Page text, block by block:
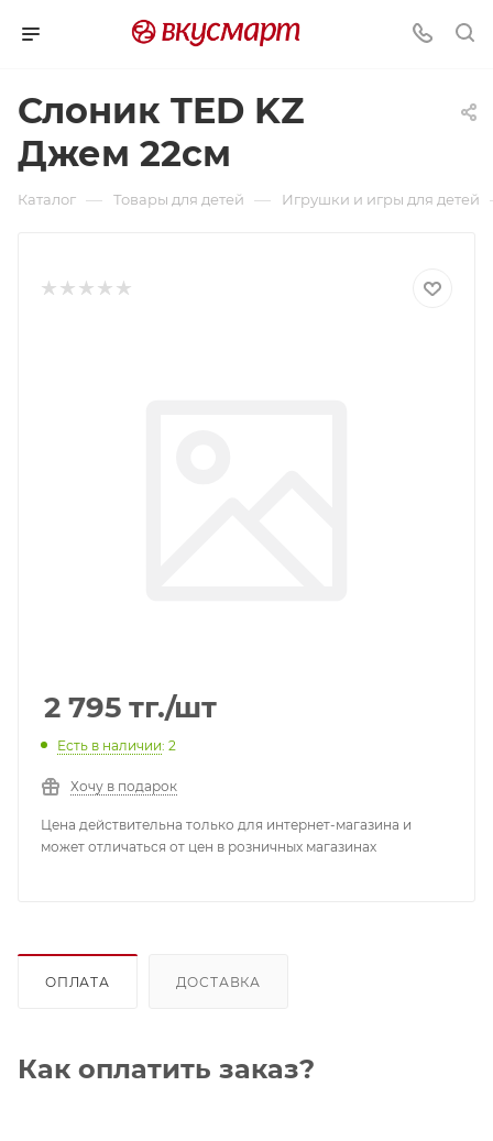
Слоник TED KZ
Джем 22см
Каталог — Товары для детей — Игрушки и игры для детей
2 795 тг./шт
Есть в наличии: 2
Хочу в подарок
Цена действительна только для интернет-магазина и
может отличаться от цен в розничных магазинах
ОПЛАТА ДОСТАВКА
Как оплатить заказ?